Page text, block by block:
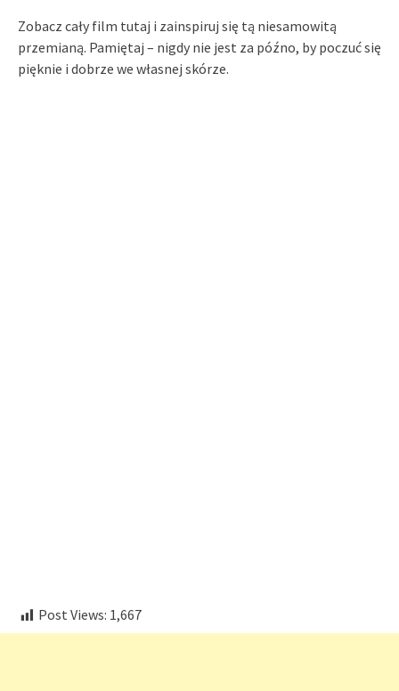
Zobacz cały film tutaj i zainspiruj się tą niesamowitą
przemianą. Pamiętaj – nigdy nie jest za późno, by poczuć się
pięknie i dobrze we własnej skórze.
Post Views: 1,667